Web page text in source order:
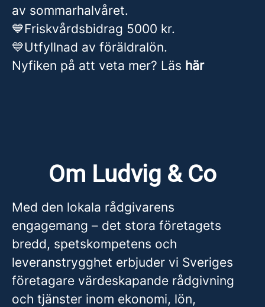
av sommarhalvåret.
💙Friskvårdsbidrag 5000 kr.
💙Utfyllnad av föräldralön.
Nyfiken på att veta mer? Läs här
Om Ludvig & Co
Med den lokala rådgivarens
engagemang – det stora företagets
bredd, spetskompetens och
leveranstrygghet erbjuder vi Sveriges
företagare värdeskapande rådgivning
och tjänster inom ekonomi, lön,